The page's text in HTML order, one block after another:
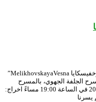
تمهيدا لتمثيلها الجزائر بمهرجان “الربيع في ميلوخفيسكايا MelikhovskayaVesna”
الجلفة الجهوي، بالمسرح
الوطني الجزائري وذلك يوم الخميس 16 ماي 2024 في الساعة 19:00 مساءً اخراج: